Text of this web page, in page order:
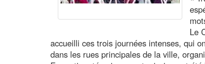
Le
accueilli ces trois journées intenses, qui
dans les rues principales de la ville,